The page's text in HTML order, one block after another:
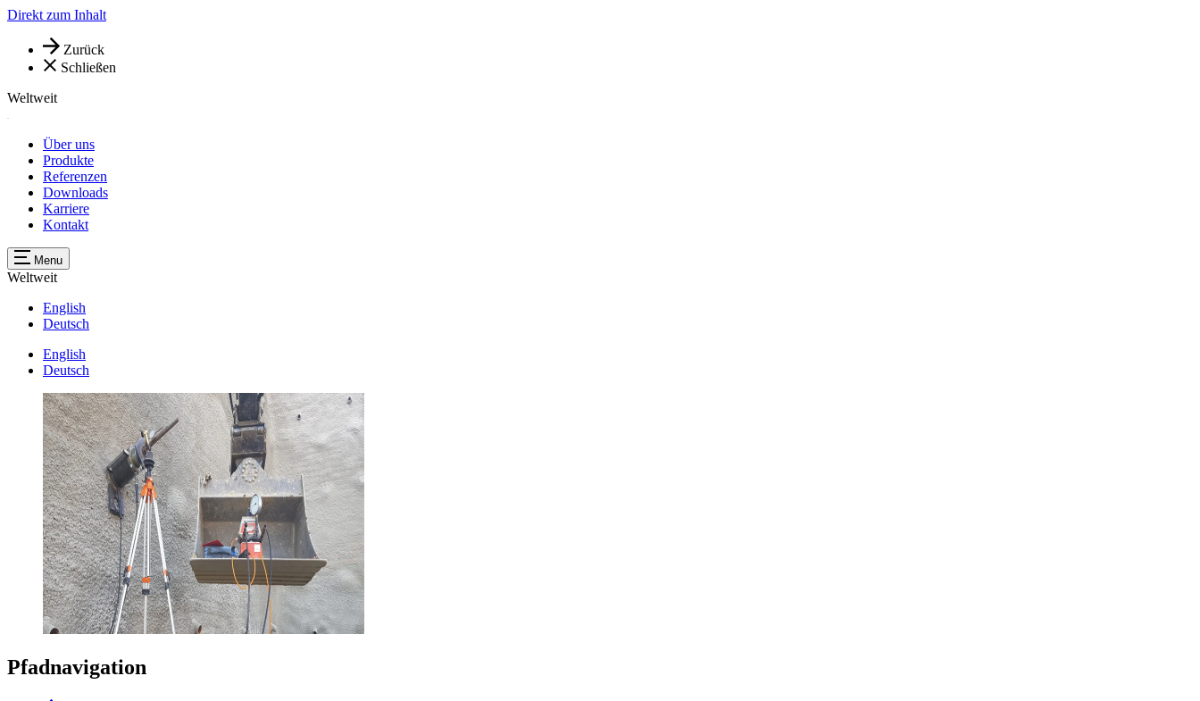
Direkt zum Inhalt
Zurück
Schließen
Weltweit
Über uns
Produkte
Referenzen
Downloads
Karriere
Kontakt
Menu
Weltweit
English
Deutsch
English
Deutsch
Pfadnavigation